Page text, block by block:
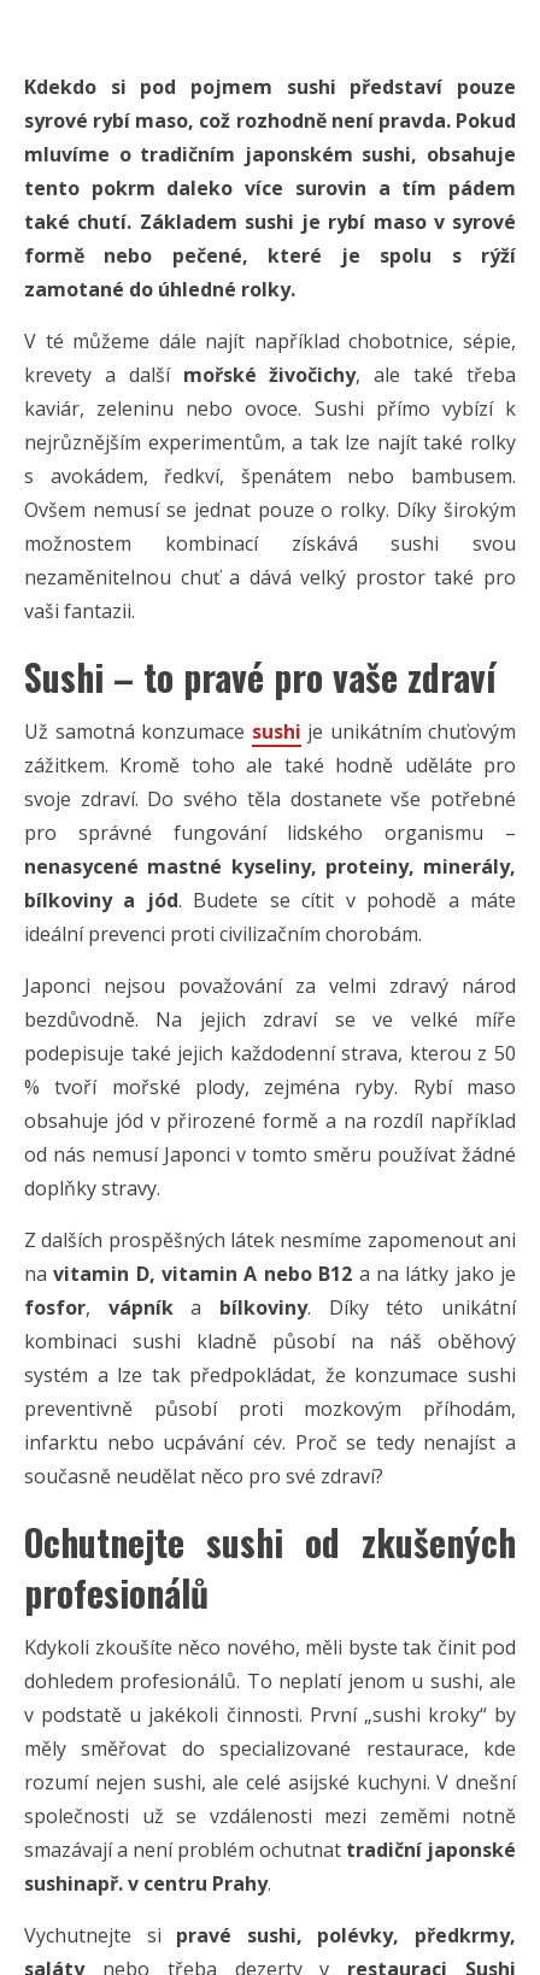
Kdekdo si pod pojmem sushi představí pouze
syrové rybí maso, což rozhodně není pravda. Pokud
mluvíme o tradičním japonském sushi, obsahuje
tento pokrm daleko více surovin a tím pádem
také chutí. Základem sushi je rybí maso v syrové
formě nebo pečené, které je spolu s rýží
zamotané do úhledné rolky.
V té můžeme dále najít například chobotnice, sépie,
krevety a další mořské živočichy, ale také třeba
kaviár, zeleninu nebo ovoce. Sushi přímo vybízí k
nejrůznějším experimentům, a tak lze najít také rolky
s avokádem, ředkví, špenátem nebo bambusem.
Ovšem nemusí se jednat pouze o rolky. Díky širokým
možnostem kombinací získává sushi svou
nezaměnitelnou chuť a dává velký prostor také pro
vaši fantazii.
Sushi – to pravé pro vaše zdraví
Už samotná konzumace sushi je unikátním chuťovým
zážitkem. Kromě toho ale také hodně uděláte pro
svoje zdraví. Do svého těla dostanete vše potřebné
pro správné fungování lidského organismu –
nenasycené mastné kyseliny, proteiny, minerály,
bílkoviny a jód. Budete se cítit v pohodě a máte
ideální prevenci proti civilizačním chorobám.
Japonci nejsou považování za velmi zdravý národ
bezdůvodně. Na jejich zdraví se ve velké míře
podepisuje také jejich každodenní strava, kterou z 50
% tvoří mořské plody, zejména ryby. Rybí maso
obsahuje jód v přirozené formě a na rozdíl například
od nás nemusí Japonci v tomto směru používat žádné
doplňky stravy.
Z dalších prospěšných látek nesmíme zapomenout ani
navitamin D, vitamin A nebo B12 a na látky jako je
fosfor, vápníka bílkoviny. Díky této unikátní
kombinaci sushi kladně působí na náš oběhový
systém a lze tak předpokládat, že konzumace sushi
preventivně působí proti mozkovým příhodám,
infarktu nebo ucpávání cév. Proč se tedy nenajíst a
současně neudělat něco pro své zdraví?
Ochutnejte sushi od zkušených
profesionálů
Kdykoli zkoušíte něco nového, měli byste tak činit pod
dohledem profesionálů. To neplatí jenom u sushi, ale
v podstatě u jakékoli činnosti. První „sushi kroky“ by
měly směřovat do specializované restaurace, kde
rozumí nejen sushi, ale celé asijské kuchyni. V dnešní
společnosti už se vzdálenosti mezi zeměmi notně
smazávají a není problém ochutnat tradiční japonské
sushinapř. v centru Prahy.
Vychutnejte si pravé sushi, polévky, předkrmy,
saláty nebo třeba dezerty v restauraci Sushi